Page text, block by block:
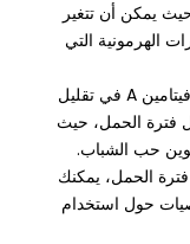
يمكن أن تتغير
الهرمونية التي
بالإضافة إلى ذلك، يمكن أن تساعد كريمات فيتامين A في تقليل
فترة الحمل، حيث
حب الشباب.
الحمل، يمكنك
حول استخدام